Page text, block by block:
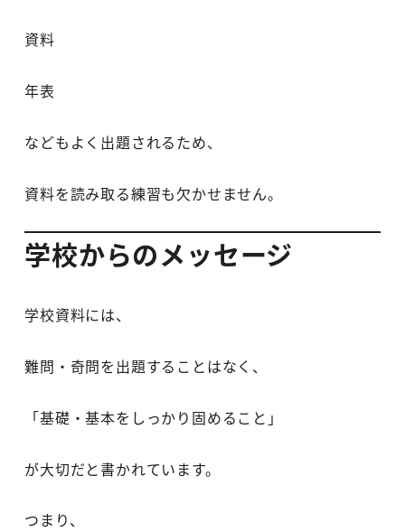
資料
年表
などもよく出題されるため、
資料を読み取る練習も欠かせません。
学校からのメッセージ
学校資料には、
難問・奇問を出題することはなく、
「基礎・基本をしっかり固めること」
が大切だと書かれています。
つまり、